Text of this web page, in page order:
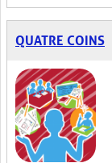
QUATRE COINS